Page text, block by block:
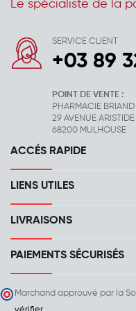
Le spécialiste de la
SERVICE CLIENT
+03 89
POINT DE VENTE :
PHARMACIE BRIAND
29 AVENUE
68200 MULHOUSE
ACCÉS RAPIDE
LIENS UTILES
LIVRAISONS
PAIEMENTS SÉCURISÉS
Marchand approuvé par la